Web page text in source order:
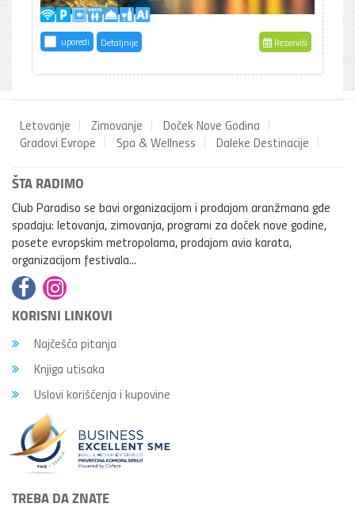
uporedi Detaljnije Rezerviši
Letovanje Zimovanje
Doček Nove Godina
Gradovi Evrope
Spa & Wellness Daleke Destinacije
ŠTA RADIMO
Club Paradiso se bavi organizacijom i prodajom aranžmana gde
spadaju: letovanja, zimovanja, programi za doček nove godine,
posete evropskim metropolama, prodajom avio karata,
organizacijom festivala...
KORISNI LINKOVI
Najčešća pitanja
Knjiga utisaka
Uslovi korišćenja i kupovine
TREBA DA ZNATE